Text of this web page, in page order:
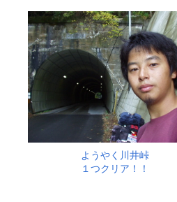
ようやく川井峠
１つクリア！！